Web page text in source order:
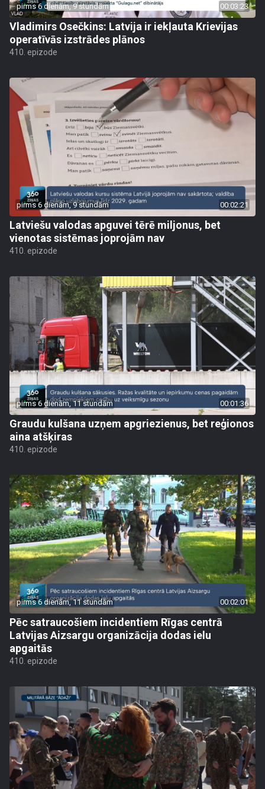
pirms 6 dienām, 9 stundām 00:03:23
Vladimirs Osečkins: Latvija ir iekļauta Krievijas
operatīvās izstrādes plānos
410. epizode
pirms 6 dienām, 9 stundām 00:02:21
Latviešu valodas apguvei tērē miljonus, bet
vienotas sistēmas joprojām nav
410. epizode
pirms 6 dienām, 11 stundām 00:01:36
Graudu kulšana uzņem apgriezienus, bet reģionos
aina atšķiras
410. epizode
pirms 6 dienām, 11 stundām 00:02:01
Pēc satraucošiem incidentiem Rīgas centrā
Latvijas Aizsargu organizācija dodas ielu
apgaitās
410. epizode